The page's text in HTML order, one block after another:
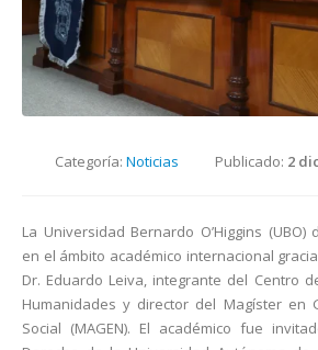
Categoría: Noticias Publicado: 2
La Universidad Bernardo O’Higgins
en el ámbito académico internacional
Dr. Eduardo Leiva, integrante del Centro
Humanidades y director del Magíster en
Social (MAGEN). El académico fue